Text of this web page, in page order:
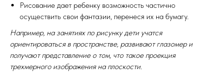
Рисование дает ребенку возможность частично
осуществить свои фантазии, перенеся их на бумагу.
Например, на занятиях по рисунку дети учатся
ориентироваться в пространстве, развивают глазомер и
получают представление о том, что такое проекция
трехмерного изображения на плоскости.